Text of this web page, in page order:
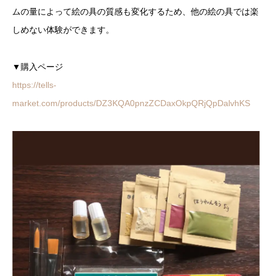
ムの量によって絵の具の質感も変化するため、他の絵の具では楽
しめない体験ができます。
▼購入ページ
https://tells-
market.com/products/DZ3KQA0pnzZCDaxOkpQRjQpDalvhKS